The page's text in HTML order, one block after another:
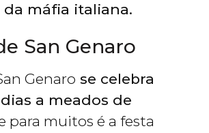
da máfia italiana.
San Genaro
Genaro se celebra
a meados de
para muitos é a festa